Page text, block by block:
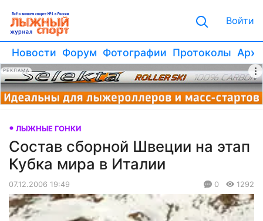
Войти
Новости Форум Фотографии Протоколы
РЕКЛАМА
ЛЫЖНЫЕ ГОНКИ
Состав сборной Швеции на этап
Кубка мира в Италии
07.12.2006 19:49 0 1292